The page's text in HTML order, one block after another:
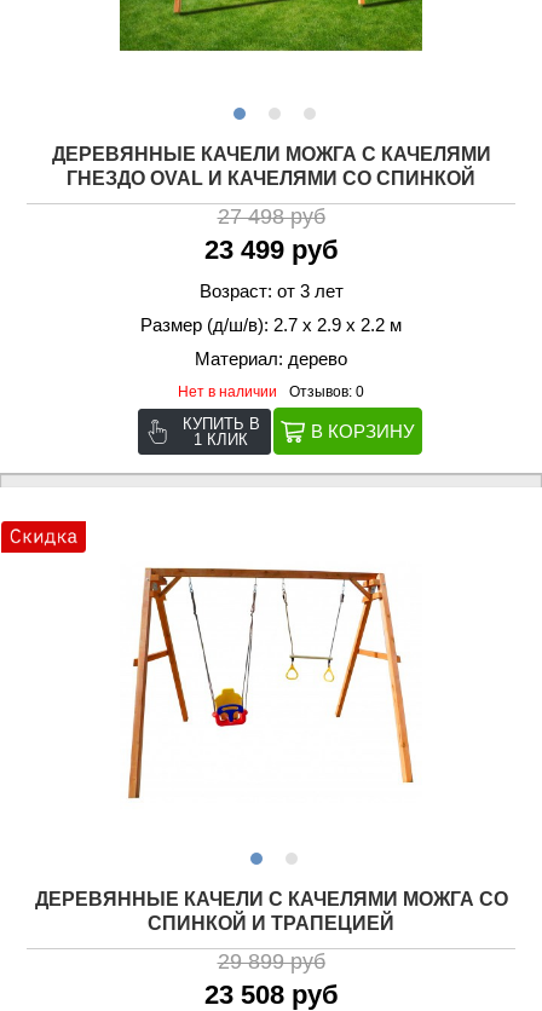
ДЕРЕВЯННЫЕ КАЧЕЛИ МОЖГА С КАЧЕЛЯМИ
ГНЕЗДО OVAL И КАЧЕЛЯМИ СО СПИНКОЙ
27 498 руб
23 499 руб
Возраст: от 3 лет
Размер (д/ш/в): 2.7 х 2.9 х 2.2 м
Материал: дерево
Нет в наличии Отзывов: 0
КУПИТЬ В
1 КЛИК
ДЕРЕВЯННЫЕ КАЧЕЛИ С КАЧЕЛЯМИ МОЖГА СО
СПИНКОЙ И ТРАПЕЦИЕЙ
29 899 руб
23 508 руб